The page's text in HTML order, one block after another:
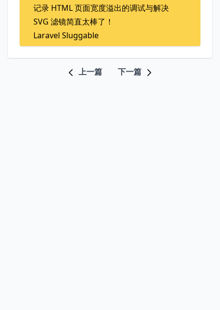
记录 HTML 页面宽度溢出的调试与解决
SVG 滤镜简直太棒了！
Laravel Sluggable
上一篇 下一篇